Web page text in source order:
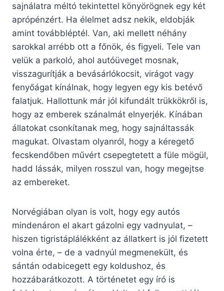
sajnálatra méltó tekintettel könyörögnek egy két
aprópénzért. Ha élelmet adsz nekik, eldobják
amint továbbléptél. Van, aki mellett néhány
sarokkal arrébb ott a főnök, és figyeli. Tele van
velük a parkoló, ahol autóüveget mosnak,
visszagurítják a bevásárlókocsit, virágot vagy
fenyőágat kínálnak, hogy legyen egy kis betévő
falatjuk. Hallottunk már jól kifundált trükkökről is,
hogy az emberek szánalmát elnyerjék. Kínában
állatokat csonkítanak meg, hogy sajnáltassák
magukat. Olvastam olyanról, hogy a kéregető
fecskendőben művért csepegtetett a füle mögül,
hadd lássák, milyen rosszul van, hogy megejtse
az embereket.
Norvégiában olyan is volt, hogy egy autós
mindenáron el akart gázolni egy vadnyulat, –
hiszen tigristáplálékként az állatkert is jól fizetett
volna érte, – de a vadnyúl megmenekült, és
sántán odabicegett egy koldushoz, és
hozzábarátkozott. A történetet egy író is